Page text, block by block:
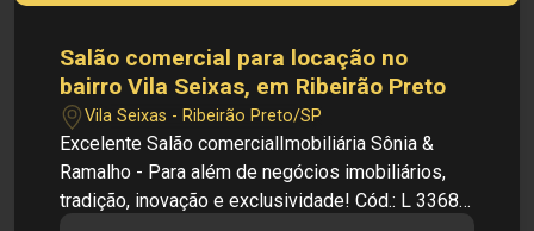
Salão comercial para locação no
bairro Vila Seixas, em Ribeirão Preto
Vila Seixas - Ribeirão Preto/SP
Excelente Salão comercialImobiliária Sônia &
Ramalho - Para além de negócios imobiliários,
tradição, inovação e exclusividade! Cód.: L 33681